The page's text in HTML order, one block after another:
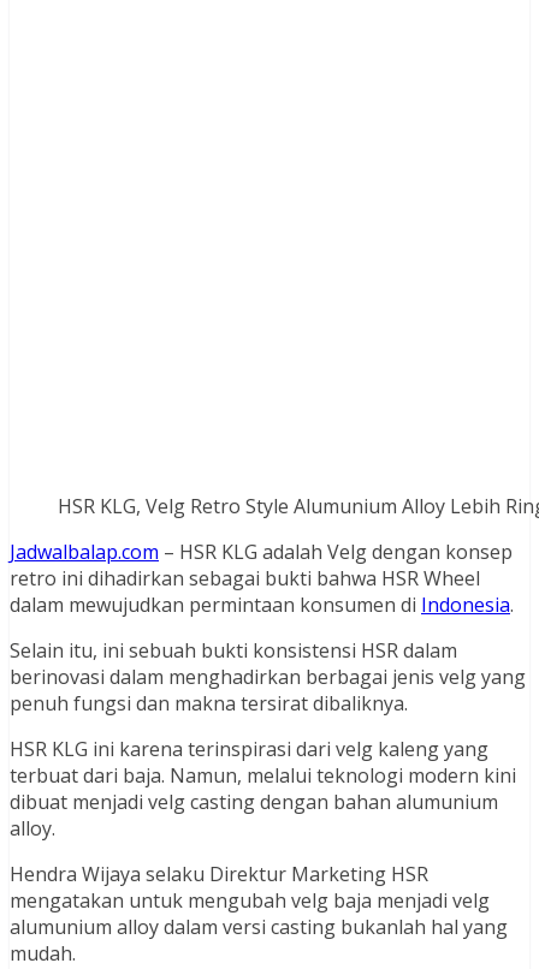
HSR KLG, Velg Retro Style Alumunium Alloy Lebih
Jadwalbalap.com – HSR KLG adalah Velg dengan konsep
retro ini dihadirkan sebagai bukti bahwa HSR Wheel
dalam mewujudkan permintaan konsumen di Indonesia.
Selain itu, ini sebuah bukti konsistensi HSR dalam
berinovasi dalam menghadirkan berbagai jenis velg yang
penuh fungsi dan makna tersirat dibaliknya.
HSR KLG ini karena terinspirasi dari velg kaleng yang
terbuat dari baja. Namun, melalui teknologi modern kini
dibuat menjadi velg casting dengan bahan alumunium
alloy.
Hendra Wijaya selaku Direktur Marketing HSR
mengatakan untuk mengubah velg baja menjadi velg
alumunium alloy dalam versi casting bukanlah hal yang
mudah.